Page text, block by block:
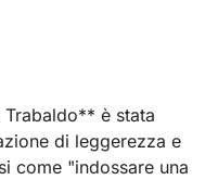
è stata
di leggerezza e
come "indossare una